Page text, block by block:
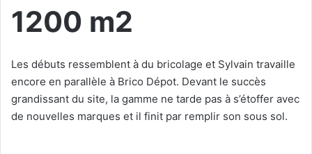
1200 m2
Les débuts ressemblent à du bricolage et Sylvain travaille
encore en parallèle à Brico Dépot. Devant le succès
grandissant du site, la gamme ne tarde pas à s’étoffer avec
de nouvelles marques et il finit par remplir son sous sol.